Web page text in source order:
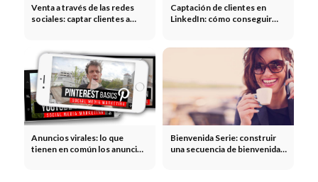
Venta a través de las redes
sociales: captar clientes a
Captación de clientes en
LinkedIn: cómo conseguir
Anuncios virales: lo que
tienen en común los anuncios
Bienvenida Serie: construir
una secuencia de bienvenida,